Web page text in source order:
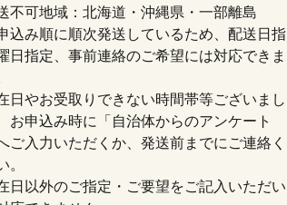
不可地域：北海道・沖縄県・一部離島
込み順に順次発送しているため、配送日指
日指定、事前連絡のご希望には対応できま
日やお受取りできない時間帯等ございまし
お申込み時に「自治体からのアンケート
ご入力いただくか、発送前までにご連絡く
。
日以外のご指定・ご要望をご記入いただい